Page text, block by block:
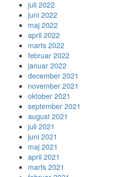
juli 2022
juni 2022
maj 2022
april 2022
marts 2022
februar 2022
januar 2022
december 2021
november 2021
oktober 2021
september 2021
august 2021
juli 2021
juni 2021
maj 2021
april 2021
marts 2021